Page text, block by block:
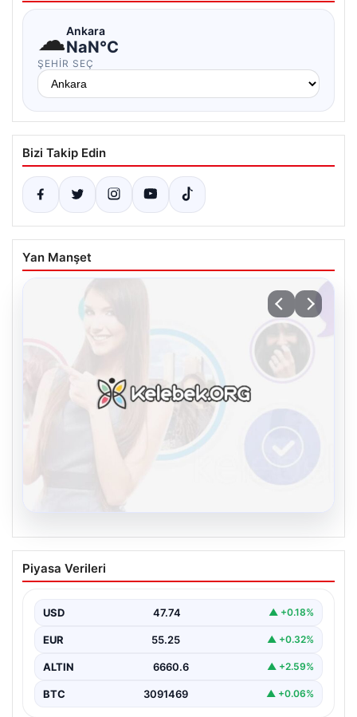
☁Ankara
NaN°C
ŞEHIR SEÇ
Bizi Takip Edin
Yan Manşet
Kelebek.Org İle Dijital İletişimin Seviyeli
Adresi Ve Muhabbet Deneyimi
kurması büyük bir hassasiyet ifade etmektedir.
Günümüzde…
Piyasa Verileri
USD 47.74 ▲ +0.18%
EUR 55.25 ▲ +0.32%
ALTIN 6660.6 ▲ +2.59%
BTC 3091469 ▲ +0.06%